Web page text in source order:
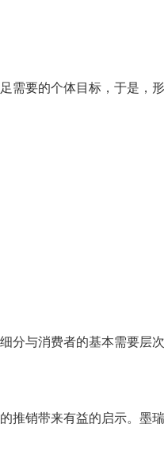
要的个体目标，于是，
与消费者的基本需要层
销带来有益的启示。墨